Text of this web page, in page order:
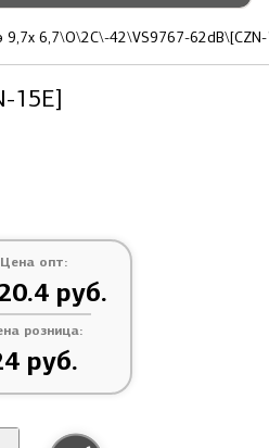
15E]
6,7\O\2C\-42\VS9767-62dB\[CZN-
Цена опт:
руб.
розница:
руб.